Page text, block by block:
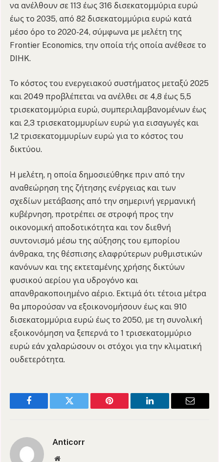
να ανέλθουν σε 113 έως 316 δισεκατομμύρια ευρώ
έως το 2035, από 82 δισεκατομμύρια ευρώ κατά
μέσο όρο το 2020-24, σύμφωνα με μελέτη της
Frontier Economics, την οποία τής οποία ανέθεσε το
DIHK.
Το κόστος του ενεργειακού συστήματος μεταξύ 2025
και 2049 προβλέπεται να ανέλθει σε 4,8 έως 5,5
τρισεκατομμύρια ευρώ, συμπεριλαμβανομένων έως
και 2,3 τρισεκατομμυρίων ευρώ για εισαγωγές και
1,2 τρισεκατομμυρίων ευρώ για το κόστος του
δικτύου.
Η μελέτη, η οποία δημοσιεύθηκε πριν από την
αναθεώρηση της ζήτησης ενέργειας και των
σχεδίων μετάβασης από την σημερινή γερμανική
κυβέρνηση, προτρέπει σε στροφή προς την
οικονομική αποδοτικότητα και τον διεθνή
συντονισμό μέσω της αύξησης του εμπορίου
άνθρακα, της θέσπισης ελαφρύτερων ρυθμιστικών
κανόνων και της εκτεταμένης χρήσης δικτύων
φυσικού αερίου για υδρογόνο και
απανθρακοποιημένο αέριο. Εκτιμά ότι τέτοια μέτρα
θα μπορούσαν να εξοικονομήσουν έως και 910
δισεκατομμύρια ευρώ έως το 2050, με τη συνολική
εξοικονόμηση να ξεπερνά το 1 τρισεκατομμύριο
ευρώ εάν χαλαρώσουν οι στόχοι για την κλιματική
ουδετερότητα.
Facebook Twitter Pinterest LinkedIn Email
Anticorr
Website